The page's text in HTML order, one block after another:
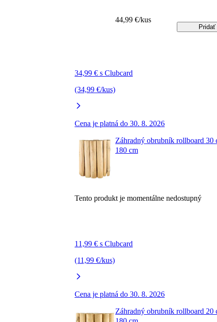
34,99 € s Clubcard
(34,99 €/kus)
Cena je platná do 30. 8. 2026
44,99 €/kus
Pridať
Záhradný obrubník rollboard 30
180 cm
Tento produkt je momentálne nedostupný
11,99 € s Clubcard
(11,99 €/kus)
Cena je platná do 30. 8. 2026
Záhradný obrubník rollboard 20